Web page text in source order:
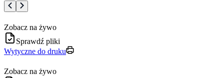
Zobacz na żywo
Sprawdź pliki
Wytyczne do druku
Zobacz na żywo